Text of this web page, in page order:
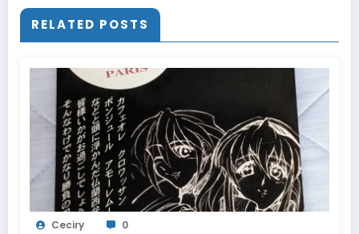
RELATED POSTS
Ceciry 0